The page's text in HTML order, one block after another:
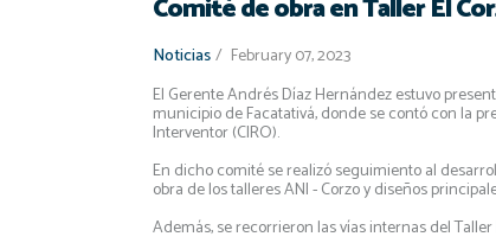
Comité de obra en Taller El
Noticias/ February 07, 2023
El Gerente Andrés Díaz Hernández estuvo
municipio de Facatativá, donde se contó con la
Interventor (CIRO).
En dicho comité se realizó seguimiento al
obra de los talleres ANI - Corzo y diseños
Además, se recorrieron las vías internas del